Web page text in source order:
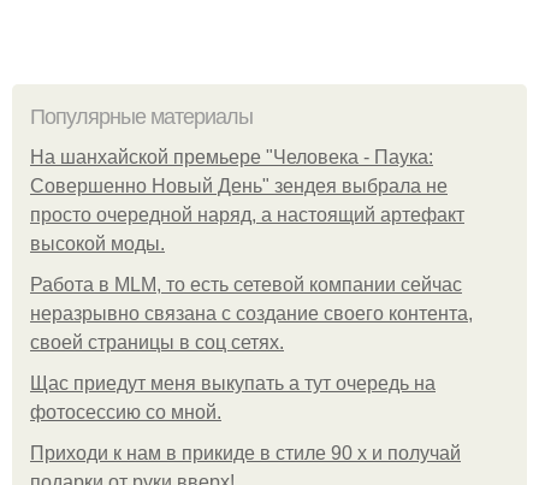
Популярные материалы
На шанхайской премьере "Человека - Паука:
Совершенно Новый День" зендея выбрала не
просто очередной наряд, а настоящий артефакт
высокой моды.
Работа в MLM, то есть сетевой компании сейчас
неразрывно связана с создание своего контента,
своей страницы в соц сетях.
Щас приедут меня выкупать а тут очередь на
фотосессию со мной.
Приходи к нам в прикиде в стиле 90 х и получай